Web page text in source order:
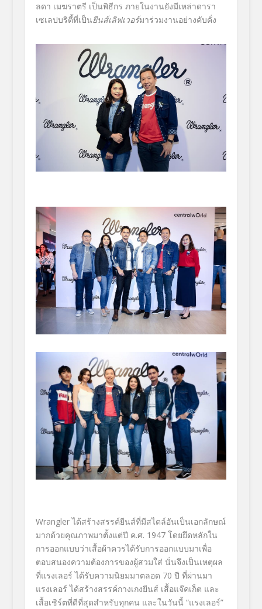
ลดา เมฆราตรี เป็นพิธีกร ภายในงานยังมีเหล่าดารา
เซเลปบริตี้ที่เป็นยีนส์เลิฟเวอร์มาร่วมงานอย่างคับคั่ง
Wrangler ได้สร้างสรรค์ยีนส์ที่มีสไตล์อันเป็นเอกลักษณ์
มากด้วยคุณภาพมาตั้งแต่ปี ค.ศ. 1947 โดยยึดหลักใน
การออกแบบว่าเสื้อผ้าควรได้รับการออกแบบมาเพื่อ
ตอบสนองความต้องการของผู้สวมใส่ นั่นจึงเป็นเหตุผล
ที่แรงเลอร์ ได้รับความนิยมมาตลอด 70 ปี ที่ผ่านมา
แรงเลอร์ ได้สร้างสรรค์กางเกงยีนส์ เสื้อแจ๊คเก็ต และ
เสื้อเชิร์ตที่ดีที่สุดสำหรับทุกคน และในวันนี้ “แรงเลอร์”